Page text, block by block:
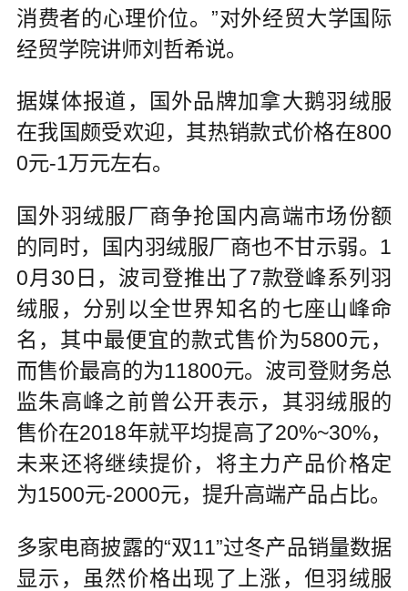
消费者的心理价位。”对外经贸大学国际
经贸学院讲师刘哲希说。
据媒体报道，国外品牌加拿大鹅羽绒服
在我国颇受欢迎，其热销款式价格在800
0元-1万元左右。
国外羽绒服厂商争抢国内高端市场份额
的同时，国内羽绒服厂商也不甘示弱。1
0月30日，波司登推出了7款登峰系列羽
绒服，分别以全世界知名的七座山峰命
名，其中最便宜的款式售价为5800元，
而售价最高的为11800元。波司登财务总
监朱高峰之前曾公开表示，其羽绒服的
售价在2018年就平均提高了20%~30%，
未来还将继续提价，将主力产品价格定
为1500元-2000元，提升高端产品占比。
多家电商披露的“双11”过冬产品销量数据
显示，虽然价格出现了上涨，但羽绒服